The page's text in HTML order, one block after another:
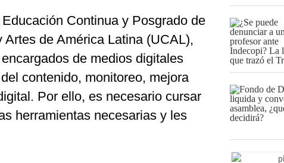
Continua y Posgrado de
de América Latina (UCAL),
de medios digitales
contenido, monitoreo, mejora
Por ello, es necesario cursar
herramientas necesarias y les